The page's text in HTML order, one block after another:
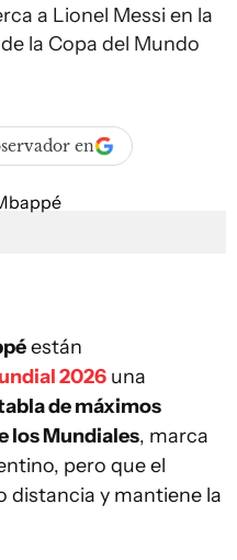
a Lionel Messi en la
la Copa del Mundo
en
están
2026 una
de máximos
los Mundiales, marca
pero que el
distancia y mantiene la